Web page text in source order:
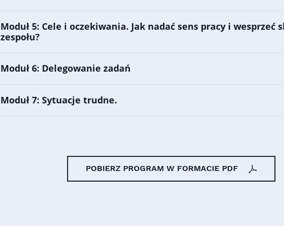
Moduł 5: Cele i oczekiwania. Jak nadać sens pracy i wesprzeć
zespołu?
Moduł 6: Delegowanie zadań
Moduł 7: Sytuacje trudne.
POBIERZ PROGRAM W FORMACIE PDF